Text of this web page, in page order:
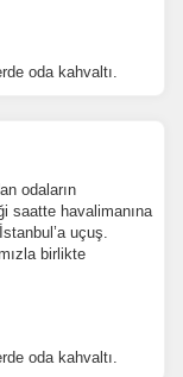
oda kahvaltı.
odaların
saatte havalimanına
uçuş.
birlikte
oda kahvaltı.